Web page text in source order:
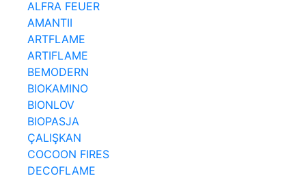
ALFRA FEUER
AMANTII
ARTFLAME
ARTIFLAME
BEMODERN
BIOKAMINO
BIONLOV
BIOPASJA
ÇALIŞKAN
COCOON FIRES
DECOFLAME